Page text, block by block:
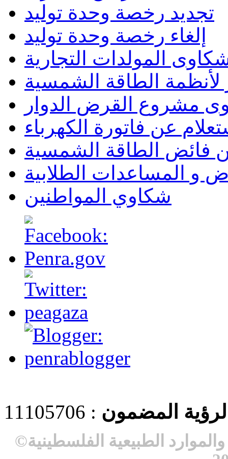
تجديد رخصة وحدة توليد
إلغاء رخصة وحدة توليد
المولدات التجارية
الطاقة الشمسية
مشروع القرض الدوار
عن فاتورة الكهرباء
فائض الطاقة الشمسية
و المساعدات الطلابية
شكاوي المواطنين
المضمون : 11105706
©الطبيعية الفلسطينية